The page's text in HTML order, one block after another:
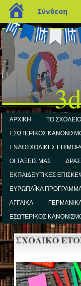
ΑΡΧΙΚΗ ΤΟ
ΕΣΩΤΕΡΙΚΟΣ
ΕΝΔΟΣΧΟΛΙΚΕΣ
ΟΙ ΤΑΞΕΙΣ ΜΑΣ
ΕΚΠΑΙΔΕΥΤΙΚΕΣ
ΕΥΡΩΠΑΪΚΑ
ΑΓΓΛΙΚΑ
ΕΣΩΤΕΡΙΚΟΣ
ΣΧΟΛΙΚΟ
blogs.sch.gr
Σύνδεση